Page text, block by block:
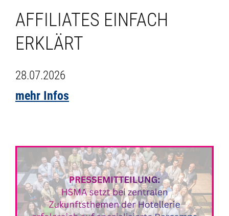
AFFILIATES EINFACH
ERKLÄRT
28.07.2026
mehr Infos